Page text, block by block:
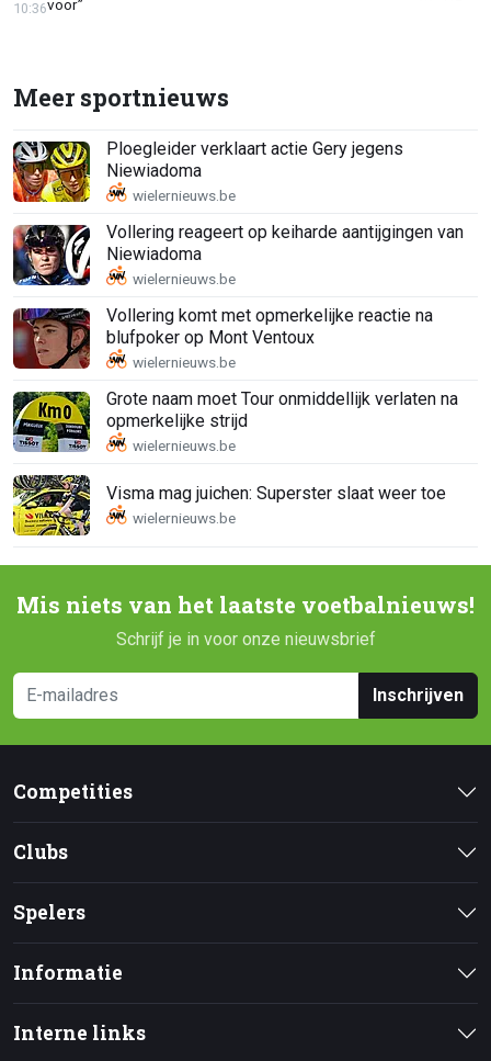
voor”
10:36
Meer sportnieuws
Ploegleider verklaart actie Gery jegens
Niewiadoma
Vollering reageert op keiharde aantijgingen van
Niewiadoma
Vollering komt met opmerkelijke reactie na
blufpoker op Mont Ventoux
Grote naam moet Tour onmiddellijk verlaten na
opmerkelijke strijd
Visma mag juichen: Superster slaat weer toe
Mis niets van het laatste voetbalnieuws!
Schrijf je in voor onze nieuwsbrief
Inschrijven
Competities
Clubs
Spelers
Informatie
Interne links